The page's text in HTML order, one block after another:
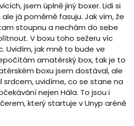
jsem úplně jiný boxer. Lidi si
já poměrně fasuju. Jak vím, že
stoupnu a nechám do sebe
V boxu toho sežeru víc
Uvidím, jak mně to bude ve
amatérský box, tak je to
boxu jsem dostával, ale
srdcem, uvidíme, co se stane na
nejen Hála. To jsou i
který startuje v Unyp aréně